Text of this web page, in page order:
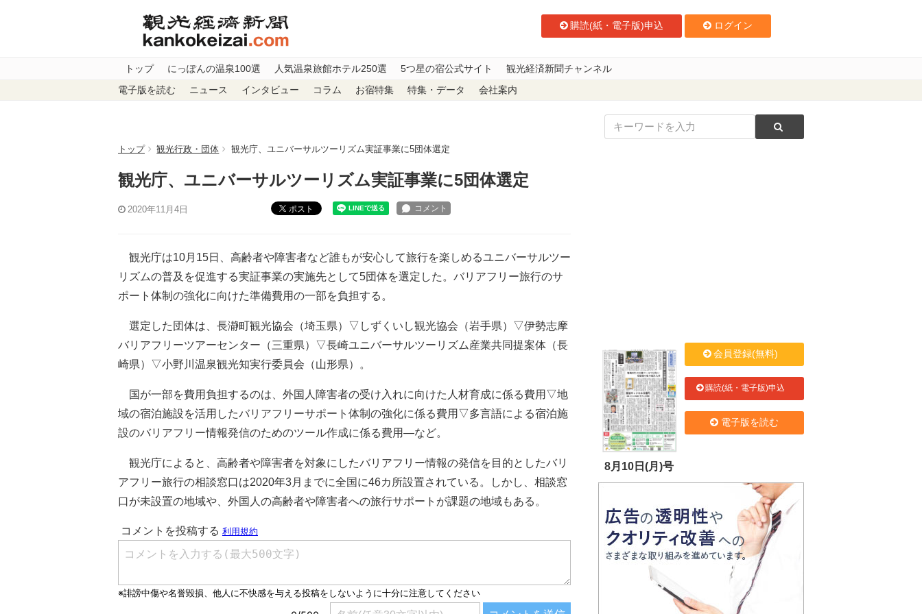
購読(紙・電子版)申込 ログイン
トップ にっぽんの温泉100選 人気温泉旅館ホテル250選 5つ星の宿公式サイト 観光経済新聞チャンネル
電子版を読む ニュース インタビュー コラム お宿特集 特集・データ 会社案内
トップ 観光行政・団体 観光庁、ユニバーサルツーリズム実証事業に5団体選定
観光庁、ユニバーサルツーリズム実証事業に5団体選定
2020年11月4日 ポスト
観光庁は10月15日、高齢者や障害者など誰もが安心して旅行を楽しめるユニバーサルツー
リズムの普及を促進する実証事業の実施先として5団体を選定した。バリアフリー旅行のサ
ポート体制の強化に向けた準備費用の一部を負担する。
選定した団体は、長瀞町観光協会（埼玉県）▽しずくいし観光協会（岩手県）▽伊勢志摩
バリアフリーツアーセンター（三重県）▽長崎ユニバーサルツーリズム産業共同提案体（長
崎県）▽小野川温泉観光知実行委員会（山形県）。
国が一部を費用負担するのは、外国人障害者の受け入れに向けた人材育成に係る費用▽地
域の宿泊施設を活用したバリアフリーサポート体制の強化に係る費用▽多言語による宿泊施
設のバリアフリー情報発信のためのツール作成に係る費用―など。
観光庁によると、高齢者や障害者を対象にしたバリアフリー情報の発信を目的としたバリ
アフリー旅行の相談窓口は2020年3月までに全国に46カ所設置されている。しかし、相談窓
口が未設置の地域や、外国人の高齢者や障害者への旅行サポートが課題の地域もある。
8月10日(月)号
会員登録(無料)
購読(紙・電子版)申込
電子版を読む